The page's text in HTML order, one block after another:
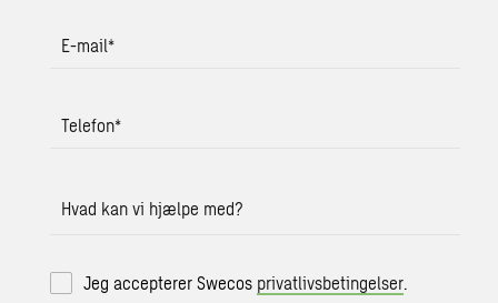
E-mail*
Telefon*
Hvad kan vi hjælpe med?
Jeg accepterer Swecos privatlivsbetingelser